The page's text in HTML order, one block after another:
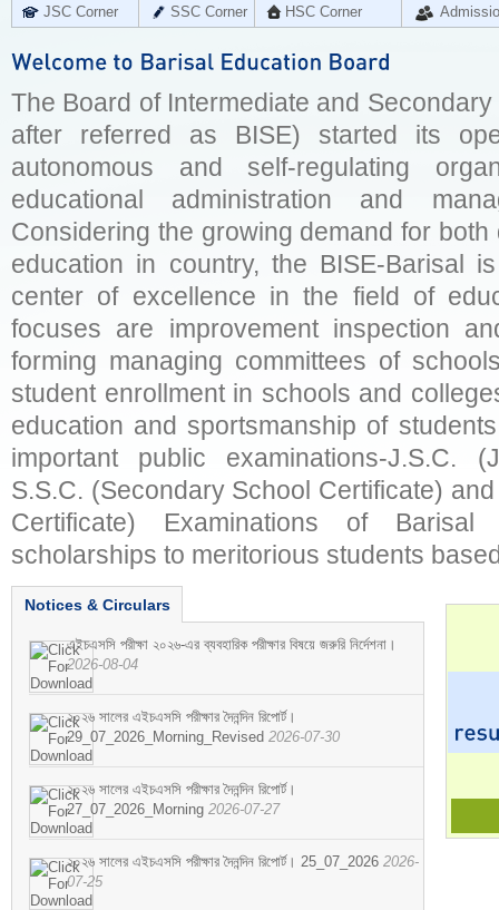
JSC Corner SSC Corner HSC Corner
The Board of Intermediate and
after referred as BISE) started its
autonomous and self-regulating
educational administration and
Considering the growing demand for
education in country, the BISE-Barisal
center of excellence in the field of
focuses are improvement inspection
forming managing committees of
student enrollment in schools and
education and sportsmanship of
important public examinations-J.S.C.
S.S.C. (Secondary School Certificate)
Certificate) Examinations of
scholarships to meritorious students
Notices & Circulars
এইচএসসি পরীক্ষা ২০২৬-এর ব্যবহারিক পরীক্ষার বিষয়ে জরুরি নির্দেশনা।
2026-08-04
২০২৬ সালের এইচএসসি পরীক্ষার দৈনন্দিন রিপোর্ট।
29_07_2026_Morning_Revised 2026-07-30
২০২৬ সালের এইচএসসি পরীক্ষার দৈনন্দিন রিপোর্ট।
27_07_2026_Morning 2026-07-27
২০২৬ সালের এইচএসসি পরীক্ষার দৈনন্দিন রিপোর্ট। 25_07_2026 2026-
07-25